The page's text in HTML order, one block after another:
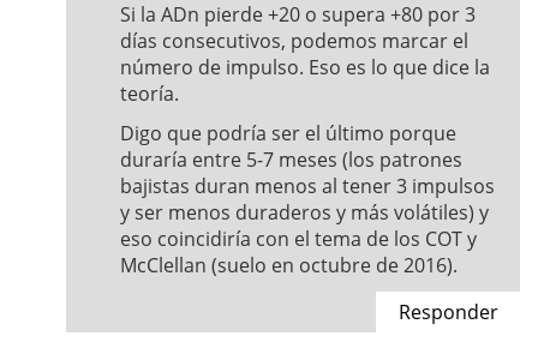
Si la ADn pierde +20 o supera +80 por 3
días consecutivos, podemos marcar el
número de impulso. Eso es lo que dice la
teoría.
Digo que podría ser el último porque
duraría entre 5-7 meses (los patrones
bajistas duran menos al tener 3 impulsos
y ser menos duraderos y más volátiles) y
eso coincidiría con el tema de los COT y
McClellan (suelo en octubre de 2016).
Responder